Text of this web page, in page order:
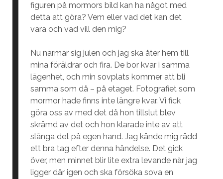
figuren på mormors bild kan ha något med
detta att göra? Vem eller vad det kan det
vara och vad vill den mig?
Nu närmar sig julen och jag ska åter hem till
mina föräldrar och fira. De bor kvar i samma
lägenhet, och min sovplats kommer att bli
samma som då – på etaget. Fotografiet som
mormor hade finns inte längre kvar. Vi fick
göra oss av med det då hon tillslut blev
skrämd av det och hon klarade inte av att
slänga det på egen hand. Jag kände mig rädd
ett bra tag efter denna händelse. Det gick
över, men minnet blir lite extra levande när jag
ligger där igen och ska försöka sova en